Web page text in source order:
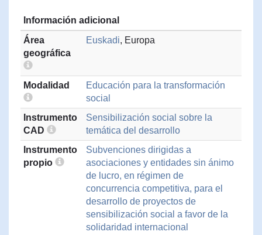
Información adicional
Área
geográfica
Euskadi, Europa
Modalidad
Educación para la transformación
social
Instrumento
CAD
Sensibilización social sobre la
temática del desarrollo
Instrumento
propio
Subvenciones dirigidas a
asociaciones y entidades sin ánimo
de lucro, en régimen de
concurrencia competitiva, para el
desarrollo de proyectos de
sensibilización social a favor de la
solidaridad internacional